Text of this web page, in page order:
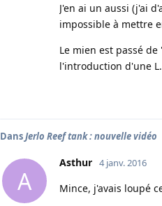
J'en ai un aussi (j'ai
impossible à mettre
Le mien est passé
l'introduction d'une
DansJerlo Reef tank : nouvelle vidéo
A
Asthur 4 janv. 2016
Mince, j'avais loupé